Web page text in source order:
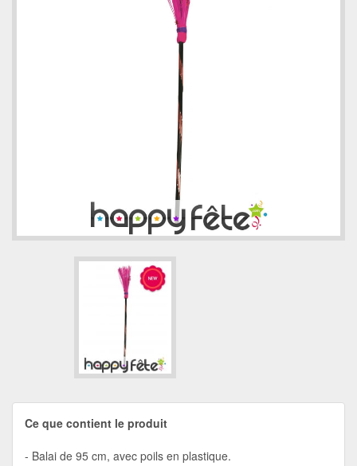
Ce que contient le produit
Balai de 95 cm, avec poils en plastique.